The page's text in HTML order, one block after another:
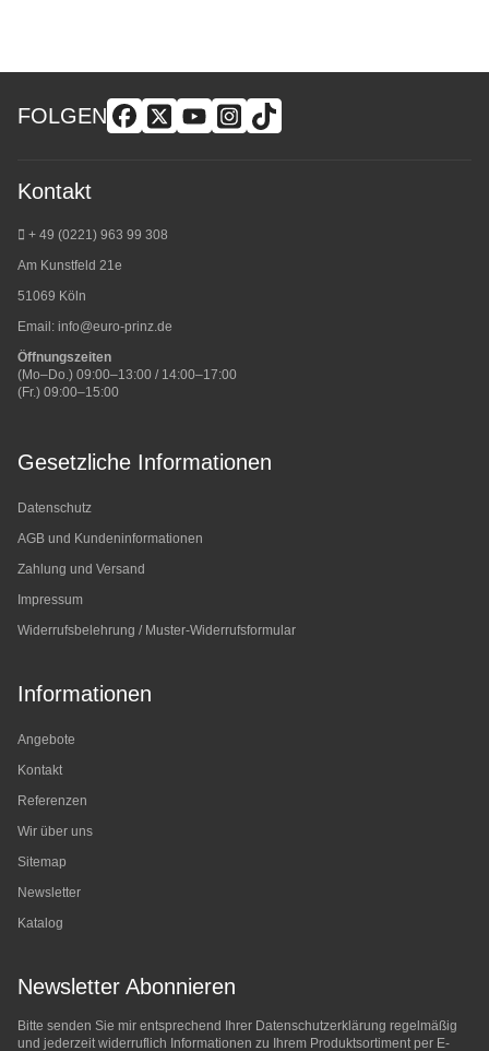
FOLGEN
Kontakt
+ 49 (0221) 963 99 308
Am Kunstfeld 21e
51069 Köln
Email: info@euro-prinz.de
Öffnungszeiten
(Mo–Do.) 09:00–13:00 / 14:00–17:00
(Fr.) 09:00–15:00
Gesetzliche Informationen
Datenschutz
AGB und Kundeninformationen
Zahlung und Versand
Impressum
Widerrufsbelehrung / Muster-Widerrufsformular
Informationen
Angebote
Kontakt
Referenzen
Wir über uns
Sitemap
Newsletter
Katalog
Newsletter Abonnieren
Bitte senden Sie mir entsprechend Ihrer Datenschutzerklärung regelmäßig
und jederzeit widerruflich Informationen zu Ihrem Produktsortiment per E-